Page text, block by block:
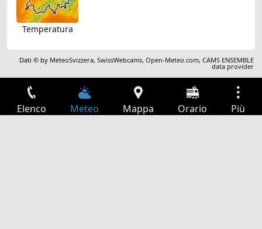
Temperatura
Dati © by MeteoSvizzera,SwissWebcams,Open-Meteo.com,CAMS ENSEMBLE
data provider
Elenco Meteo Mappa Orario Più